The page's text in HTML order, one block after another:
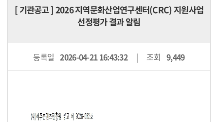
[기관공고] 2026 지역문화산업연구센터(CRC) 지원사업
선정평가 결과 알림
등록일 2026-04-21 16:43:32 조회 9,449